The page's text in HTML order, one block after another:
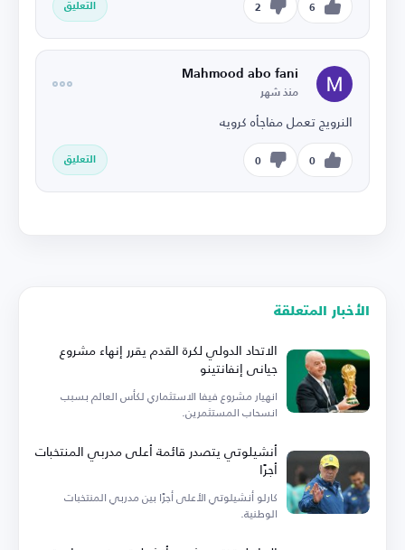
6
2 التعليق
Mahmood abo fani
منذ شهر
النرويج تعمل مفاجأه كرويه
0
0 التعليق
الأخبار المتعلقة
الاتحاد الدولي لكرة القدم يقرر إنهاء مشروع
جياني إنفانتينو
انهيار مشروع فيفا الاستثماري لكأس العالم بسبب
انسحاب المستثمرين.
أنشيلوتي يتصدر قائمة أعلى مدربي المنتخبات
أجرًا
كارلو أنشيلوتي الأعلى أجرًا بين مدربي المنتخبات
الوطنية.